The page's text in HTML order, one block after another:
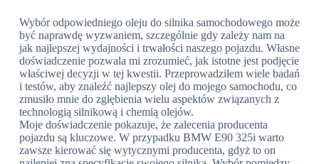
Wybór odpowiedniego oleju do silnika samochodowego może
być naprawdę wyzwaniem, szczególnie gdy zależy nam na
jak najlepszej wydajności i trwałości naszego pojazdu. Własne
doświadczenie pozwala mi zrozumieć, jak istotne jest podjęcie
właściwej decyzji w tej kwestii. Przeprowadziłem wiele badań
i testów, aby znaleźć najlepszy olej do mojego samochodu, co
zmusiło mnie do zgłębienia wielu aspektów związanych z
technologią silnikową i chemią olejów.
Moje doświadczenie pokazuje, że zalecenia producenta
pojazdu są kluczowe. W przypadku BMW E90 325i warto
zawsze kierować się wytycznymi producenta, gdyż to on